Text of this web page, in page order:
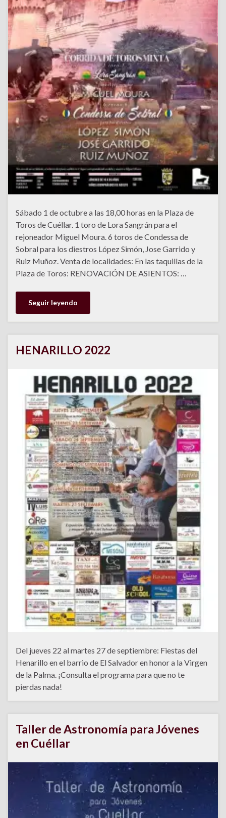
Sábado 1 de octubre a las 18,00 horas en la Plaza de
Toros de Cuéllar. 1 toro de Lora Sangrán para el
rejoneador Miguel Moura. 6 toros de Condessa de
Sobral para los diestros López Simón, Jose Garrido y
Ruiz Muñoz. Venta de localidades: En las taquillas de la
Plaza de Toros: RENOVACIÓN DE ASIENTOS: …
Seguir leyendo
HENARILLO 2022
Del jueves 22 al martes 27 de septiembre: Fiestas del
Henarillo en el barrio de El Salvador en honor a la Virgen
de la Palma. ¡Consulta el programa para que no te
pierdas nada!
Taller de Astronomía para Jóvenes
en Cuéllar